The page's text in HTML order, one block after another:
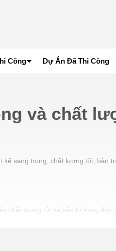
Công Dự Án Đã Thi Công
và chất
sang trọng, chất lượng tốt, bàn
chất lượng tốt và bền bỉ trong thời